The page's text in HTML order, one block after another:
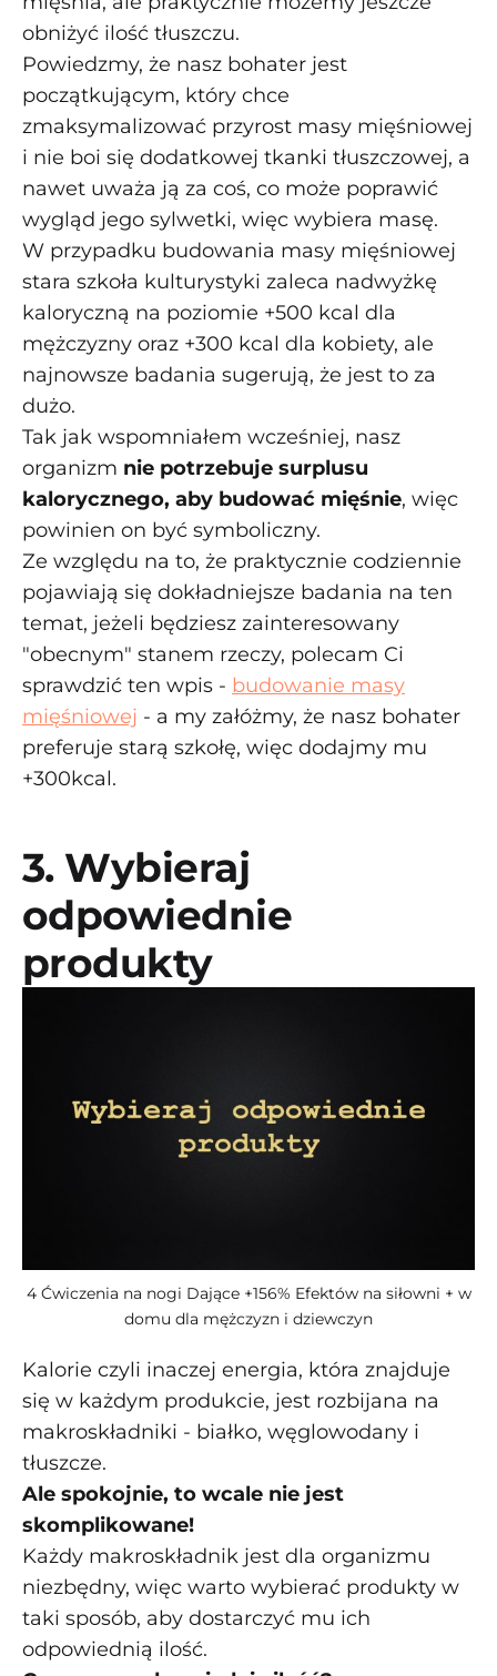
obniżyć ilość tłuszczu.
Powiedzmy, że nasz bohater jest
początkującym, który chce
zmaksymalizować przyrost masy mięśniowej
i nie boi się dodatkowej tkanki tłuszczowej, a
nawet uważa ją za coś, co może poprawić
wygląd jego sylwetki, więc wybiera masę.
W przypadku budowania masy mięśniowej
stara szkoła kulturystyki zaleca nadwyżkę
kaloryczną na poziomie +500 kcal dla
mężczyzny oraz +300 kcal dla kobiety, ale
najnowsze badania sugerują, że jest to za
dużo.
Tak jak wspomniałem wcześniej, nasz
organizm nie potrzebuje surplusu
kalorycznego, aby budować mięśnie, więc
powinien on być symboliczny.
Ze względu na to, że praktycznie codziennie
pojawiają się dokładniejsze badania na ten
temat, jeżeli będziesz zainteresowany
"obecnym" stanem rzeczy, polecam Ci
sprawdzić ten wpis - budowanie masy
mięśniowej - a my załóżmy, że nasz bohater
preferuje starą szkołę, więc dodajmy mu
+300kcal.
3. Wybieraj
odpowiednie
produkty
4 Ćwiczenia na nogi Dające +156% Efektów na siłowni + w
domu dla mężczyzn i dziewczyn
Kalorie czyli inaczej energia, która znajduje
się w każdym produkcie, jest rozbijana na
makroskładniki - białko, węglowodany i
tłuszcze.
Ale spokojnie, to wcale nie jest
skomplikowane!
Każdy makroskładnik jest dla organizmu
niezbędny, więc warto wybierać produkty w
taki sposób, aby dostarczyć mu ich
odpowiednią ilość.